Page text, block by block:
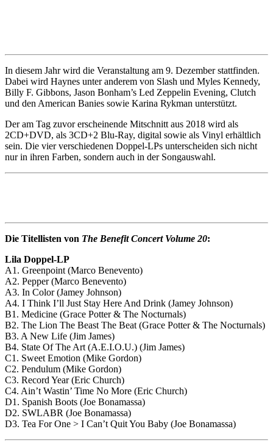
In diesem Jahr wird die Veranstaltung am 9. Dezember stattfinden.
Dabei wird Haynes unter anderem von Slash und Myles Kennedy,
Billy F. Gibbons, Jason Bonham’s Led Zeppelin Evening, Clutch
und den American Banies sowie Karina Rykman unterstützt.
Der am Tag zuvor erscheinende Mitschnitt aus 2018 wird als
2CD+DVD, als 3CD+2 Blu-Ray, digital sowie als Vinyl erhältlich
sein. Die vier verschiedenen Doppel-LPs unterscheiden sich nicht
nur in ihren Farben, sondern auch in der Songauswahl.
Die Titellisten von The Benefit Concert Volume 20:
Lila Doppel-LP
A1. Greenpoint (Marco Benevento)
A2. Pepper (Marco Benevento)
A3. In Color (Jamey Johnson)
A4. I Think I’ll Just Stay Here And Drink (Jamey Johnson)
B1. Medicine (Grace Potter & The Nocturnals)
B2. The Lion The Beast The Beat (Grace Potter & The Nocturnals)
B3. A New Life (Jim James)
B4. State Of The Art (A.E.I.O.U.) (Jim James)
C1. Sweet Emotion (Mike Gordon)
C2. Pendulum (Mike Gordon)
C3. Record Year (Eric Church)
C4. Ain’t Wastin’ Time No More (Eric Church)
D1. Spanish Boots (Joe Bonamassa)
D2. SWLABR (Joe Bonamassa)
D3. Tea For One > I Can’t Quit You Baby (Joe Bonamassa)